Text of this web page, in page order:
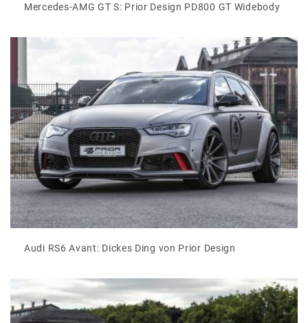
Mercedes-AMG GT S: Prior Design PD800 GT Widebody
Audi RS6 Avant: Dickes Ding von Prior Design